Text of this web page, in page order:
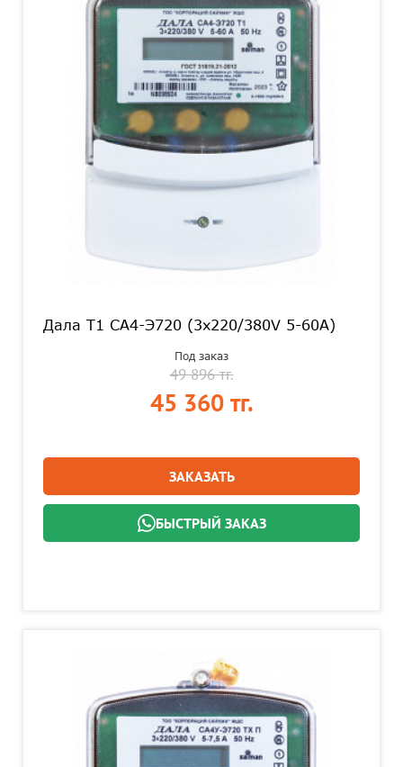
Дала T1 СА4-Э720 (3x220/380V 5-60A)
Под заказ
49 896 тг.
45 360 тг.
ЗАКАЗАТЬ
БЫСТРЫЙ ЗАКАЗ